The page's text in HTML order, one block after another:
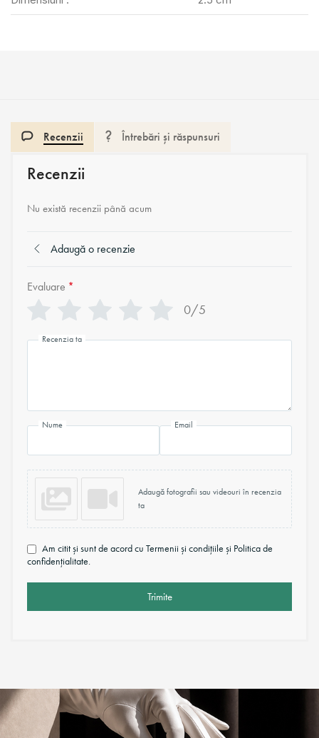
Recenzii Întrebări și răspunsuri
Recenzii
Nu există recenzii până acum
Adaugă o recenzie
Evaluare *
0/5
Recenzia ta
Nume Email
Adaugă fotografii sau videouri în recenzia
ta
Am citit și sunt de acord cu Termenii și condițiile și Politica de
confidențialitate.
Trimite